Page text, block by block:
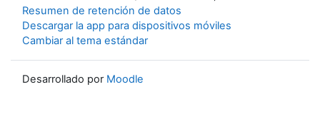
Resumen de retención de datos
Descargar la app para dispositivos móviles
Cambiar al tema estándar
Desarrollado por Moodle